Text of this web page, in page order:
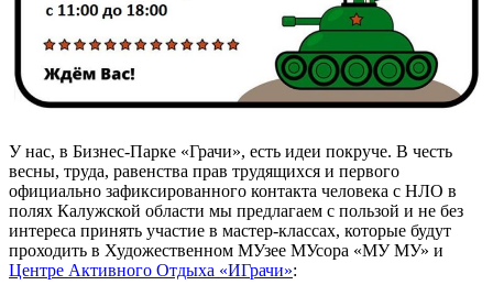
У нас, в Бизнес-Парке «Грачи», есть идеи покруче. В честь
весны, труда, равенства прав трудящихся и первого
официально зафиксированного контакта человека с НЛО в
полях Калужской области мы предлагаем с пользой и не без
интереса принять участие в мастер-классах, которые будут
проходить в Художественном МУзее МУсора «МУ МУ» и
Центре Активного Отдыха «ИГрачи»: